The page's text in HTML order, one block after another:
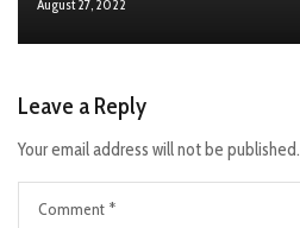
August 27, 2022
Leave a Reply
Your email address will not be published.